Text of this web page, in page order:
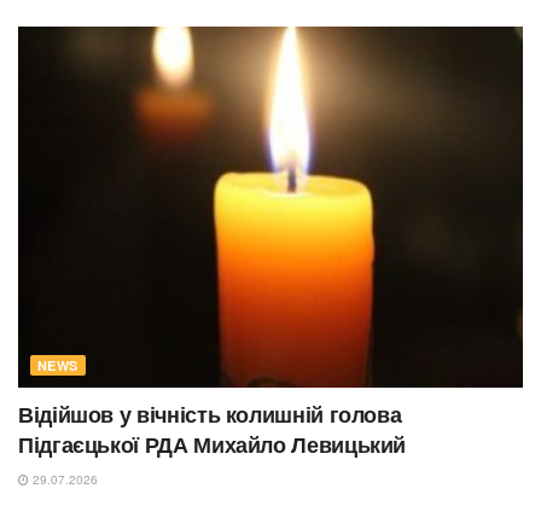
NEWS
Відійшов у вічність колишній голова
Підгаєцької РДА Михайло Левицький
29.07.2026